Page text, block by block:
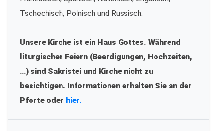
Tschechisch, Polnisch und Russisch.
Unsere Kirche ist ein Haus Gottes. Während
liturgischer Feiern (Beerdigungen, Hochzeiten,
…) sind Sakristei und Kirche nicht zu
besichtigen. Informationen erhalten Sie an der
Pforte oder hier.